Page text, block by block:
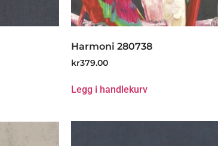
Harmoni 280738
kr379.00
Legg i handlekurv